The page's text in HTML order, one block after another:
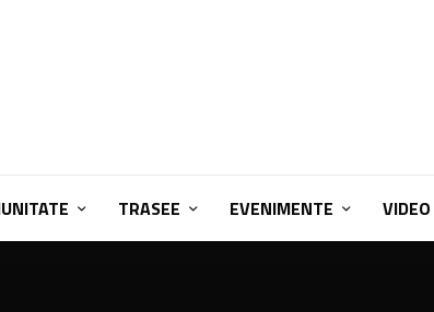
TRASEE EVENIMENTE VIDEO